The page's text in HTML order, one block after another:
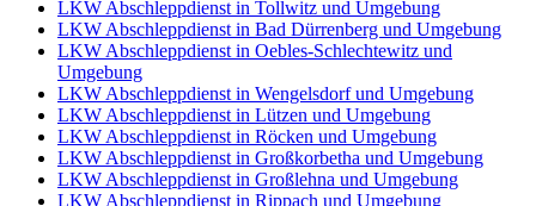
LKW Abschleppdienst in Tollwitz und Umgebung
LKW Abschleppdienst in Bad Dürrenberg und Umgebung
LKW Abschleppdienst in Oebles-Schlechtewitz und
Umgebung
LKW Abschleppdienst in Wengelsdorf und Umgebung
LKW Abschleppdienst in Lützen und Umgebung
LKW Abschleppdienst in Röcken und Umgebung
LKW Abschleppdienst in Großkorbetha und Umgebung
LKW Abschleppdienst in Großlehna und Umgebung
LKW Abschleppdienst in Rippach und Umgebung